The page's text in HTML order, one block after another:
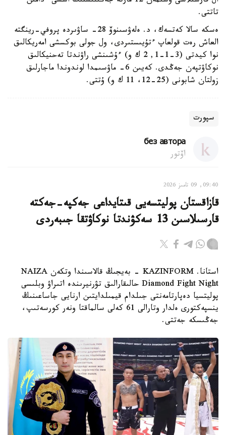
تاتتى.
ەسكە سالا كەتسەك، د. ەلەۋسىنوۆ 28- ساۋىردە پروفي-رينگتە
العاش رەت قولعاپ ءتۇيىستىردى، ول جولى بوكسشى امەريكالىق
نوا كيدتى (3-1-1, 2 ك و) ءۇشىنشى راۋندتا تەحنيكالىق
نوكاۋتپەن جەڭدى. كەيىن 6- ماۋسىمدا لوندوندا ماجارلىق
زولتان شابونى (25-12، 11 ك و) ۇتتى.
سپورت
без автора
اۆتور
09:40, 09 تامىز 2026
قازاقستان پوليتسەيى قىتايداعى جەكپە-جەكتە
قارسىلاسىن 13 سەكۋندتا نوكاۋتقا جىبەردى
استانا. KAZINFORM - بەيجىڭ قالاسىندا وتكەن NAIZA
Diamond Fight Night حالىقارالىق تۋرنيرىندە اتىراۋ وبلىسى
پوليتسيا دەپارتامەنتى جىلدام قيمىلدايتىن ارنايى جاساعىنىڭ
ينسپەكتورى ەلدار وتارالى 61 كەلى سالماقتا ونەر كورسەتىپ،
جەڭىسكە جەتتى.